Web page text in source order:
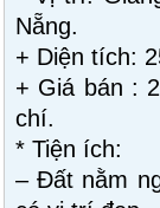
Nẵng.
+ Diện tích:
+ Giá bán :
chí.
* Tiện ích:
– Đất nằm